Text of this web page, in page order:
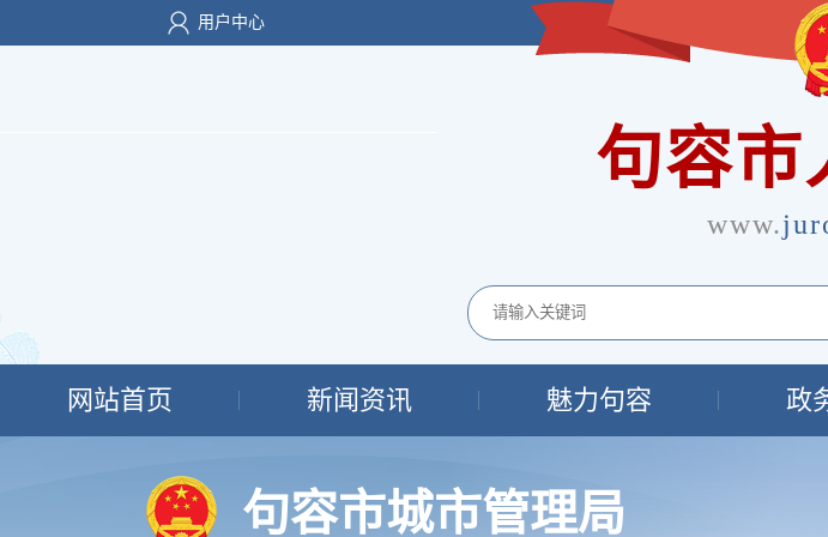
用户中心
句容市
www.
网站首页 新闻资讯 魅力句容 政
句容市城市管理局